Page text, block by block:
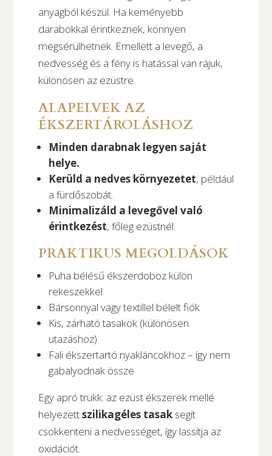
anyagból készül. Ha keményebb
darabokkal érintkeznek, könnyen
megsérülhetnek. Emellett a levegő, a
nedvesség és a fény is hatással van rájuk,
különösen az ezüstre.
ALAPELVEK AZ
ÉKSZERTÁROLÁSHOZ
Minden darabnak legyen saját
helye.
Kerüld a nedves környezetet, például
a fürdőszobát.
Minimalizáld a levegővel való
érintkezést, főleg ezüstnél.
PRAKTIKUS MEGOLDÁSOK
Puha bélésű ékszerdoboz külön
rekeszekkel
Bársonnyal vagy textillel bélelt fiók
Kis, zárható tasakok (különösen
utazáshoz)
Fali ékszertartó nyakláncokhoz – így nem
gabalyodnak össze
Egy apró trükk: az ezüst ékszerek mellé
helyezettszilikagéles tasaksegít
csökkenteni a nedvességet, így lassítja az
oxidációt.